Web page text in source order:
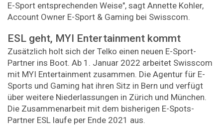
E-Sport entsprechenden Weise", sagt Annette Kohler,
Account Owner E-Sport & Gaming bei Swisscom.
ESL geht, MYI Entertainment kommt
Zusätzlich holt sich der Telko einen neuen E-Sport-
Partner ins Boot. Ab 1. Januar 2022 arbeitet Swisscom
mit MYI Entertainment zusammen. Die Agentur für E-
Sports und Gaming hat ihren Sitz in Bern und verfügt
über weitere Niederlassungen in Zürich und München.
Die Zusammenarbeit mit dem bisherigen E-Spots-
Partner ESL laufe per Ende 2021 aus.